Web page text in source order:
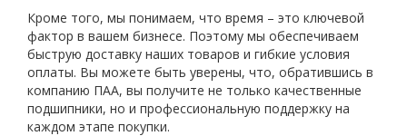
Кроме того, мы понимаем, что время – это ключевой
фактор в вашем бизнесе. Поэтому мы обеспечиваем
быструю доставку наших товаров и гибкие условия
оплаты. Вы можете быть уверены, что, обратившись в
компанию ПАА, вы получите не только качественные
подшипники, но и профессиональную поддержку на
каждом этапе покупки.